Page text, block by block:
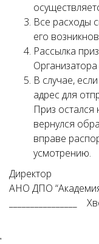
Все расходы
его
Рассылка
В случае,
адрес для
Приз
вернулся
вправе
усмотрению.
Директор
АНО ДПО “Академия
________________
'